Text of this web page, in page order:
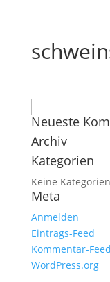
nach:
Neueste
Archiv
Kategorien
Keine Kategorien
Meta
Anmelden
Eintrags-Feed
Kommentar-Feed
WordPress.org